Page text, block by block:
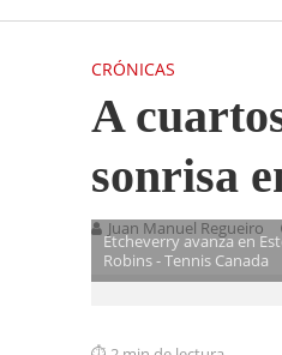
CRÓNICAS
A
sonrisa
Juan Manuel Regueiro
Etcheverry avanza en
Robins - Tennis Canada